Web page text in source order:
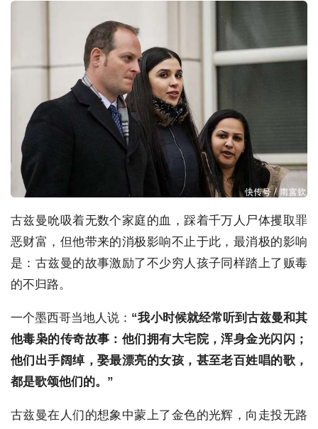
古兹曼吮吸着无数个家庭的血，踩着千万人尸体攫取罪
恶财富，但他带来的消极影响不止于此，最消极的影响
是：古兹曼的故事激励了不少穷人孩子同样踏上了贩毒
的不归路。
一个墨西哥当地人说： “我小时候就经常听到古兹曼和其
他毒枭的传奇故事：他们拥有大宅院，浑身金光闪闪；
他们出手阔绰，娶最漂亮的女孩，甚至老百姓唱的歌，
都是歌颂他们的。”
古兹曼在人们的想象中蒙上了金色的光辉，向走投无路